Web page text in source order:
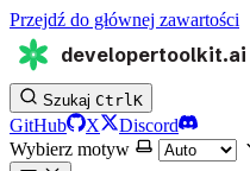
Przejdź do głównej zawartości
developertoolkit.ai
Szukaj CtrlK
GitHub X
Discord
Wybierz motyw